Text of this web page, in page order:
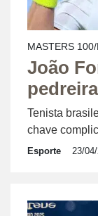
MASTERS
João
pedreira
Tenista
chave
Esporte 23/